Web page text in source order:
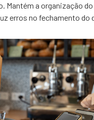
Mantém a organização
erros no fechamento do